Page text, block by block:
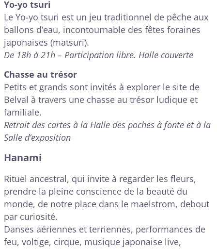
Yo-yo tsuri
Le Yo-yo tsuri est un jeu traditionnel de pêche aux
ballons d’eau, incontournable des fêtes foraines
japonaises (matsuri).
De 18h à 21h – Participation libre. Halle couverte
Chasse au trésor
Petits et grands sont invités à explorer le site de
Belval à travers une chasse au trésor ludique et
familiale.
Retrait des cartes à la Halle des poches à fonte et à la
Salle d’exposition
Hanami
Rituel ancestral, qui invite à regarder les fleurs,
prendre la pleine conscience de la beauté du
monde, de notre place dans le maelstrom, debout
par curiosité.
Danses aériennes et terriennes, performances de
feu, voltige, cirque, musique japonaise live,